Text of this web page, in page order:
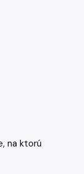
na ktorú